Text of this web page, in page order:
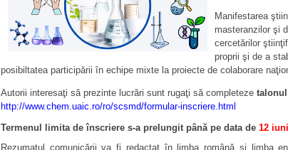
Manifestarea
masteranzilor şi
cercetărilor
proprii şi de a
posibiltatea participării în echipe mixte la proiecte de colaborare
Autorii interesaţi să prezinte lucrări sunt rugaţi să completeze
http://www.chem.uaic.ro/ro/scsmd/formular-inscriere.html
Termenul limita de înscriere s-a prelungit până pe data de 12
Rezumatul comunicării va fi redactat în limba română şi limba